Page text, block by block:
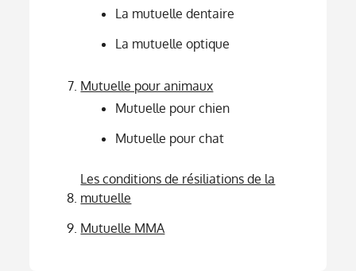
La mutuelle dentaire
La mutuelle optique
Mutuelle pour animaux
Mutuelle pour chien
Mutuelle pour chat
Les conditions de résiliations de la
mutuelle
Mutuelle MMA